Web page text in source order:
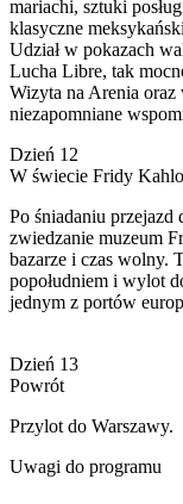
mariachi, sztuki
klasyczne
Udział w pokazach
Lucha Libre, tak
Wizyta na Arenia
niezapomniane
Dzień 12
W świecie Fridy
Po śniadaniu
zwiedzanie muzeum
bazarze i czas wolny.
popołudniem i wylot
jednym z portów
Dzień 13
Powrót
Przylot do Warszawy.
Uwagi do programu